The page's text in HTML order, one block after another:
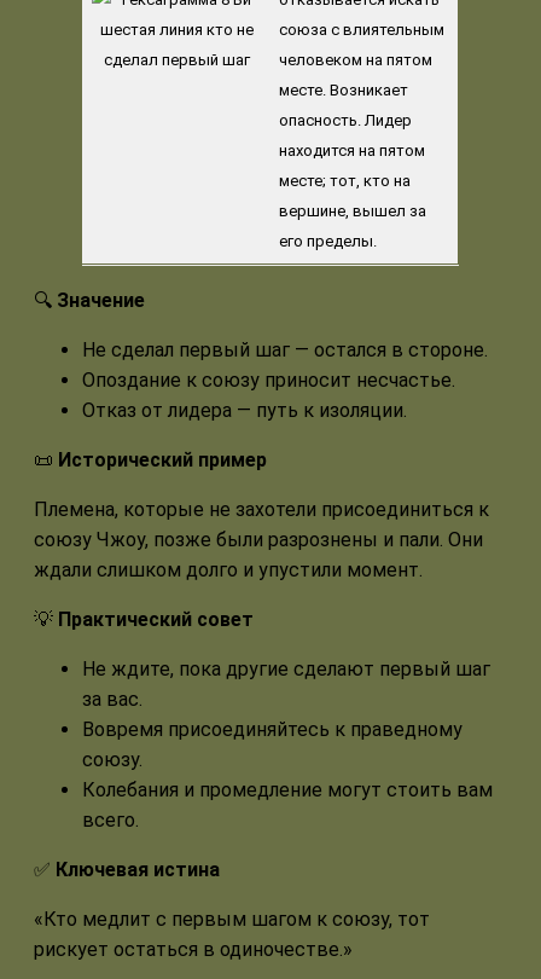
союза с влиятельным
человеком на пятом
месте. Возникает
опасность. Лидер
находится на пятом
месте; тот, кто на
вершине, вышел за
его пределы.
🔍 Значение
Не сделал первый шаг — остался в стороне.
Опоздание к союзу приносит несчастье.
Отказ от лидера — путь к изоляции.
📜 Исторический пример
Племена, которые не захотели присоединиться к
союзу Чжоу, позже были разрознены и пали. Они
ждали слишком долго и упустили момент.
💡 Практический совет
Не ждите, пока другие сделают первый шаг
за вас.
Вовремя присоединяйтесь к праведному
союзу.
Колебания и промедление могут стоить вам
всего.
✅ Ключевая истина
«Кто медлит с первым шагом к союзу, тот
рискует остаться в одиночестве.»